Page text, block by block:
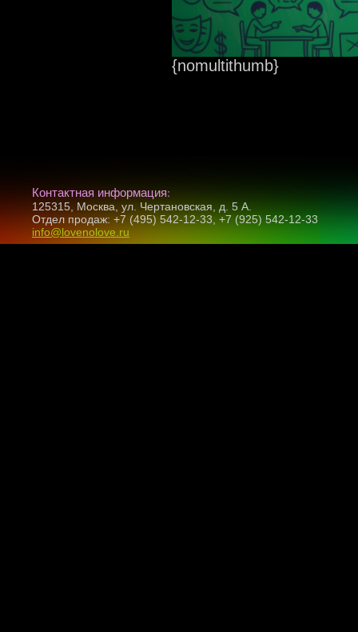
{nomultithumb}
Контактная информация:
125315, Москва, ул. Чертановская, д. 5 А.
Отдел продаж: +7 (495) 542-12-33, +7 (925) 542-12-33
info@lovenolove.ru